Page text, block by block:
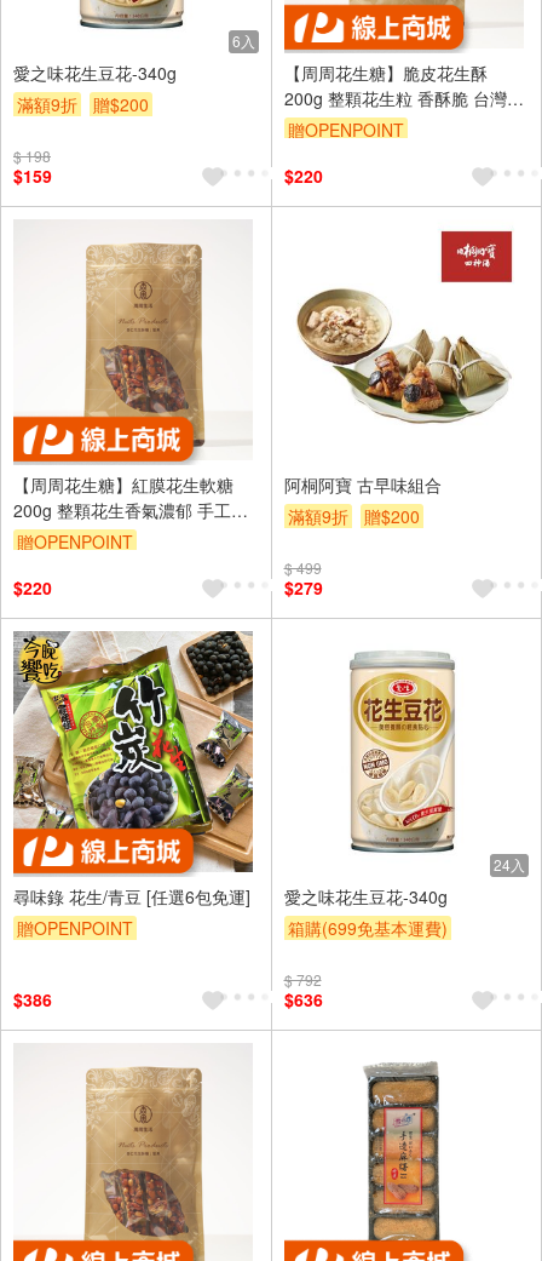
6入
愛之味花生豆花-340g
滿額9折
贈$200
$ 198
$159
【周周花生糖】脆皮花生酥
200g 整顆花生粒 香酥脆 台灣手
工點心
贈OPENPOINT
$220
【周周花生糖】紅膜花生軟糖
200g 整顆花生香氣濃郁 手工製
作 不黏牙 古早味花生糖
贈OPENPOINT
$220
阿桐阿寶 古早味組合
滿額9折
贈$200
$ 499
$279
尋味錄 花生/青豆 [任選6包免運]
贈OPENPOINT
$386
24入
愛之味花生豆花-340g
箱購(699免基本運費)
$ 792
$636